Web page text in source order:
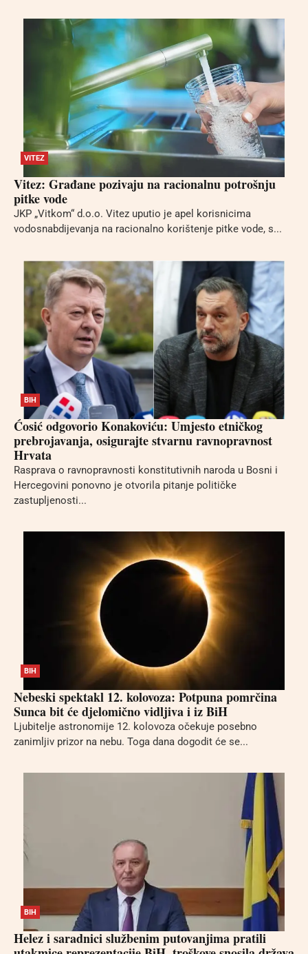
VITEZ
Vitez: Građane pozivaju na racionalnu potrošnju
pitke vode
JKP „Vitkom“ d.o.o. Vitez uputio je apel korisnicima
vodosnabdijevanja na racionalno korištenje pitke vode, s...
BIH
Ćosić odgovorio Konakoviću: Umjesto etničkog
prebrojavanja, osigurajte stvarnu ravnopravnost
Hrvata
Rasprava o ravnopravnosti konstitutivnih naroda u Bosni i
Hercegovini ponovno je otvorila pitanje političke
zastupljenosti...
BIH
Nebeski spektakl 12. kolovoza: Potpuna pomrčina
Sunca bit će djelomično vidljiva i iz BiH
Ljubitelje astronomije 12. kolovoza očekuje posebno
zanimljiv prizor na nebu. Toga dana dogodit će se...
BIH
Helez i saradnici službenim putovanjima pratili